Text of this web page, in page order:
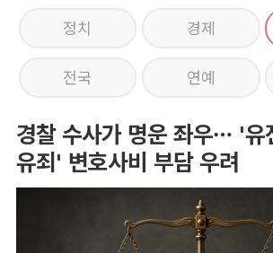
정치 경제
전국 연예
경찰 수사가 명운 좌우… '유
유죄' 변호사비 부담 우려